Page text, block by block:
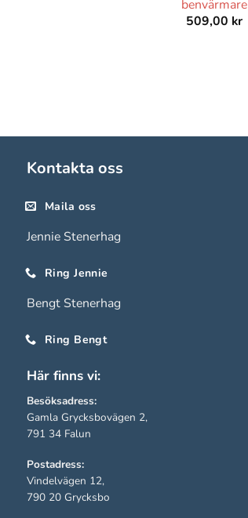
benvärmare
509,00 kr
Kontakta oss
Maila oss
Jennie Stenerhag
Ring Jennie
Bengt Stenerhag
Ring Bengt
Här finns vi:
Besöksadress:
Gamla Grycksbovägen 2,
791 34 Falun
Postadress:
Vindelvägen 12,
790 20 Grycksbo
välja bort.
för att
över huvud
fungera.
Statistik
kunna
hemsidans
funktionalitet
uppbyggnad,
baserat på
hur